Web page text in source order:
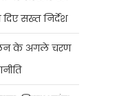
सख्त निर्देश
के अगले चरण